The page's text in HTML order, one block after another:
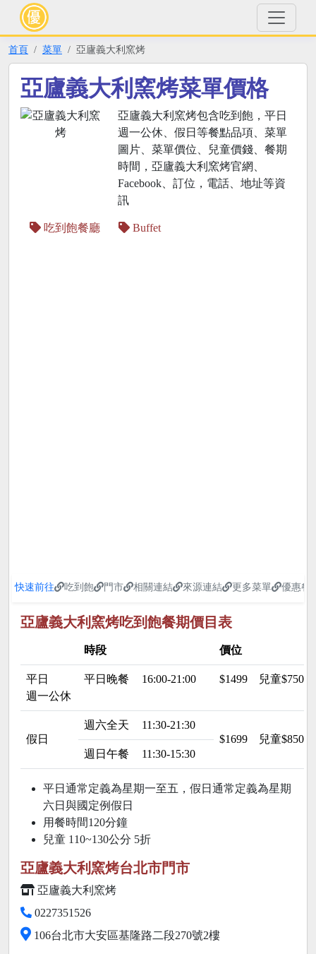
首頁 菜單 亞廬義大利窯烤
亞廬義大利窯烤菜單價格
亞廬義大利窯烤包含吃到飽，平日
週一公休、假日等餐點品項、菜單
圖片、菜單價位、兒童價錢、餐期
時間，亞廬義大利窯烤官網、
Facebook、訂位，電話、地址等資
訊
吃到飽餐廳 Buffet
快速前往 吃到飽 門市 相關連結 來源連結 更多菜單 優惠餐
亞廬義大利窯烤吃到飽餐期價目表
時段 價位
平日
週一公休
平日晚餐 16:00-21:00 $1499 兒童$750
假日
週六全天
11:30-21:30
$1699
兒童$850
週日午餐
11:30-15:30
平日通常定義為星期一至五，假日通常定義為星期
六日與國定例假日
用餐時間120分鐘
兒童 110~130公分 5折
亞廬義大利窯烤台北市門市
亞廬義大利窯烤
0227351526
106台北市大安區基隆路二段270號2樓